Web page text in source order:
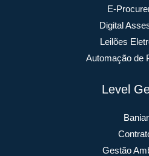
E-
Digital
Leilões
Automação de
Level
Gestão